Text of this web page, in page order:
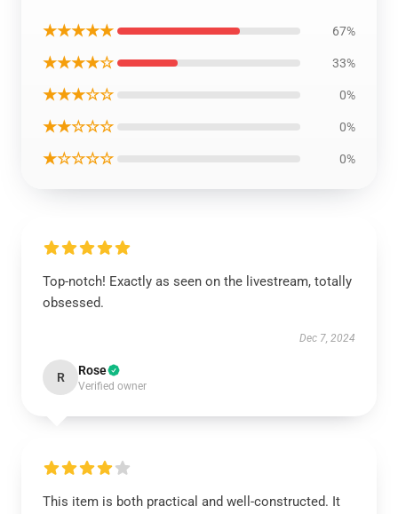
★★★★★ 67%
★★★★☆ 33%
★★★☆☆ 0%
★★☆☆☆ 0%
★☆☆☆☆ 0%
Top-notch! Exactly as seen on the livestream, totally
obsessed.
Dec 7, 2024
R Rose
Verified owner
This item is both practical and well-constructed. It